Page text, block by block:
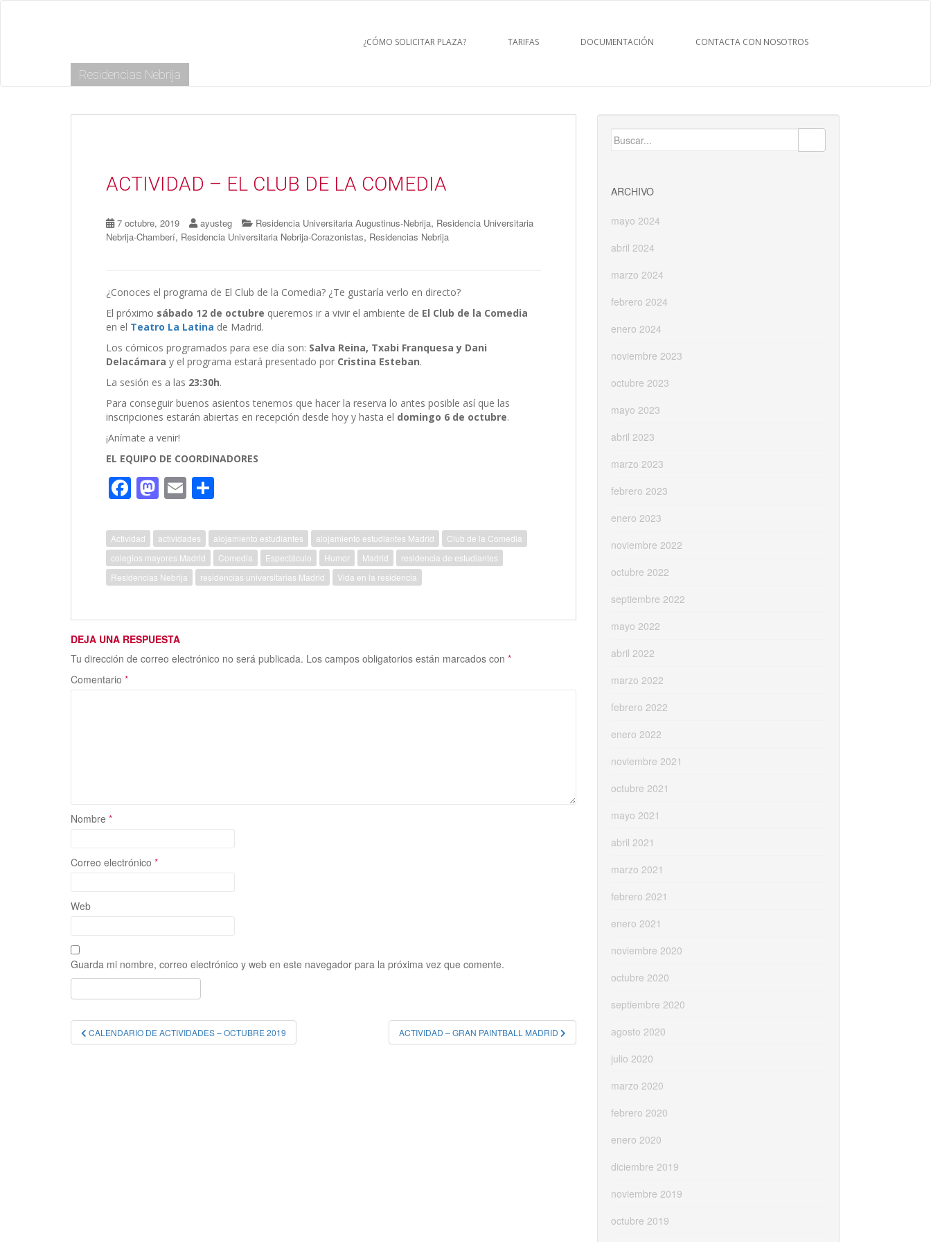
m
Residencias Nebrija
¿CÓMO SOLICITAR PLAZA? TARIFAS DOCUMENTACIÓN CONTACTA CON NOSOTROS
ACTIVIDAD – EL CLUB DE LA COMEDIA
7 octubre, 2019 ayusteg Residencia Universitaria Augustinus-Nebrija, Residencia Universitaria
Nebrija-Chamberí, Residencia Universitaria Nebrija-Corazonistas, Residencias Nebrija
¿Conoces el programa de El Club de la Comedia? ¿Te gustaría verlo en directo?
El próximo sábado 12 de octubre queremos ir a vivir el ambiente de El Club de la Comedia
en el Teatro La Latina de Madrid.
Los cómicos programados para ese día son: Salva Reina, Txabi Franquesa y Dani
Delacámara y el programa estará presentado por Cristina Esteban.
La sesión es a las 23:30h.
Para conseguir buenos asientos tenemos que hacer la reserva lo antes posible así que las
inscripciones estarán abiertas en recepción desde hoy y hasta el domingo 6 de octubre.
¡Anímate a venir!
EL EQUIPO DE COORDINADORES
F
e
b
o
k
M
to
d
o
E
ai
l
m
p
ar
r
Actividad actividades alojamiento estudiantes alojamiento estudiantes Madrid
Club de la Comedia
colegios mayores Madrid
Comedia Espectáculo Humor Madrid
residencia de estudiantes
Residencias Nebrija
residencias universitarias Madrid Vida en la residencia
DEJA UNA RESPUESTA
Tu dirección de correo electrónico no será publicada. Los campos obligatorios están marcados con *
Comentario *
Nombre *
Correo electrónico *
Web
Guarda mi nombre, correo electrónico y web en este navegador para la próxima vez que comente.
Navegación
de
CALENDARIO DE ACTIVIDADES – OCTUBRE 2019 ACTIVIDAD – GRAN PAINTBALL MADRID
Buscar:
ARCHIVO
mayo 2024
abril 2024
marzo 2024
febrero 2024
enero 2024
noviembre 2023
octubre 2023
mayo 2023
abril 2023
marzo 2023
febrero 2023
enero 2023
noviembre 2022
octubre 2022
septiembre 2022
mayo 2022
abril 2022
marzo 2022
febrero 2022
enero 2022
noviembre 2021
octubre 2021
mayo 2021
abril 2021
marzo 2021
febrero 2021
enero 2021
noviembre 2020
octubre 2020
septiembre 2020
agosto 2020
julio 2020
marzo 2020
febrero 2020
enero 2020
diciembre 2019
noviembre 2019
octubre 2019